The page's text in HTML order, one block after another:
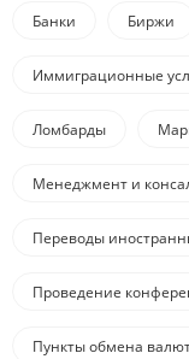
Банки Биржи
Иммиграционные
Ломбарды
Менеджмент и
Переводы
Проведение
Пункты обмена